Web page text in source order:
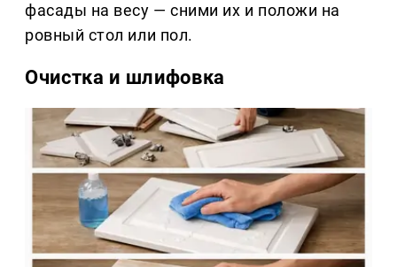
фасады на весу — сними их и положи на
ровный стол или пол.
Очистка и шлифовка